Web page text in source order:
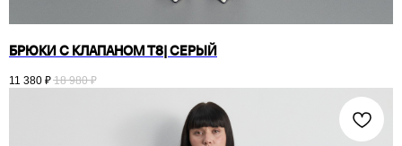
БРЮКИ С КЛАПАНОМ T8| СЕРЫЙ
11 380 ₽ 18 980 ₽